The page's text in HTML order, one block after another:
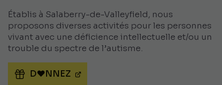
Établis à Salaberry-de-Valleyfield, nous
proposons diverses activités pour les personnes
vivant avec une déficience intellectuelle et/ou un
trouble du spectre de l’autisme.
D♥NNEZ